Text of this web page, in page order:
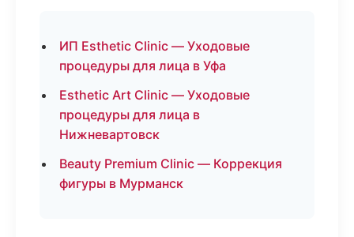
ИП Esthetic Clinic — Уходовые
процедуры для лица в Уфа
Esthetic Art Clinic — Уходовые
процедуры для лица в
Нижневартовск
Beauty Premium Clinic — Коррекция
фигуры в Мурманск